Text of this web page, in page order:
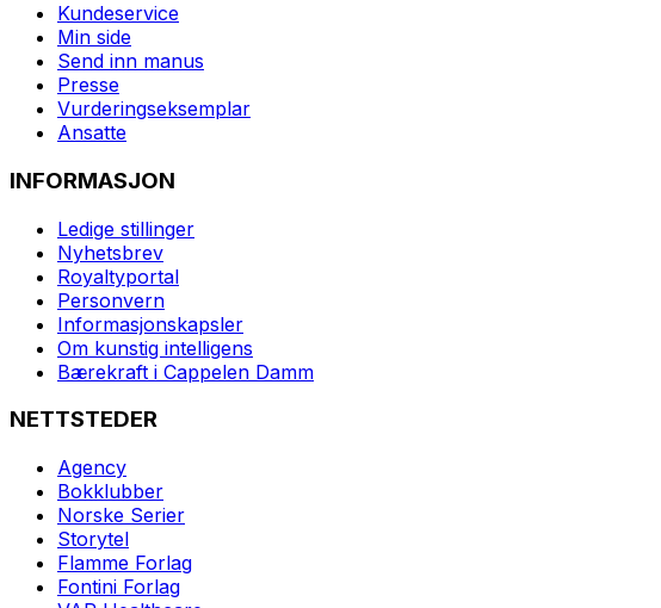
Kundeservice
Min side
Send inn manus
Presse
Vurderingseksemplar
Ansatte
INFORMASJON
Ledige stillinger
Nyhetsbrev
Royaltyportal
Personvern
Informasjonskapsler
Om kunstig intelligens
Bærekraft i Cappelen Damm
NETTSTEDER
Agency
Bokklubber
Norske Serier
Storytel
Flamme Forlag
Fontini Forlag